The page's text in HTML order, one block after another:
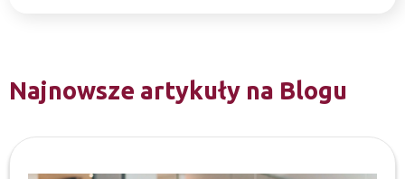
Najnowsze artykuły na Blogu